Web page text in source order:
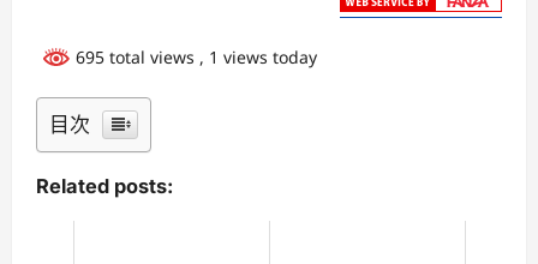
695 total views , 1 views today
目次
Related posts: